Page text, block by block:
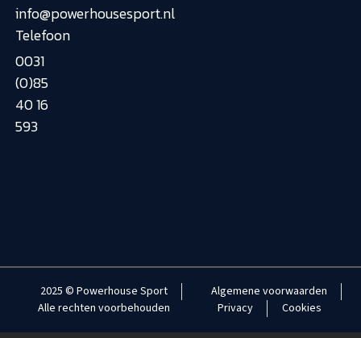
info@powerhousesport.nl
Telefoon
0031
(0)85
40 16
593
2025 © Powerhouse Sport
Alle rechten voorbehouden
Algemene voorwaarden
Privacy
Cookies